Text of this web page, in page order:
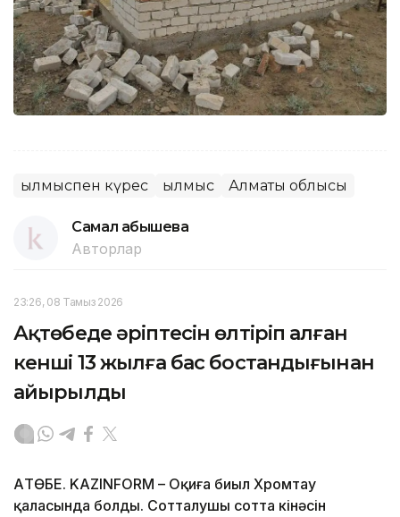
Қылмыспен күрес Қылмыс Алматы облысы
Самал Қабышева
Авторлар
23:26, 08 Тамыз 2026
Ақтөбеде әріптесін өлтіріп алған
кенші 13 жылға бас бостандығынан
айырылды
АҚТӨБЕ. KAZINFORM – Оқиға биыл Хромтау
қаласында болды. Сотталушы сотта кінәсін